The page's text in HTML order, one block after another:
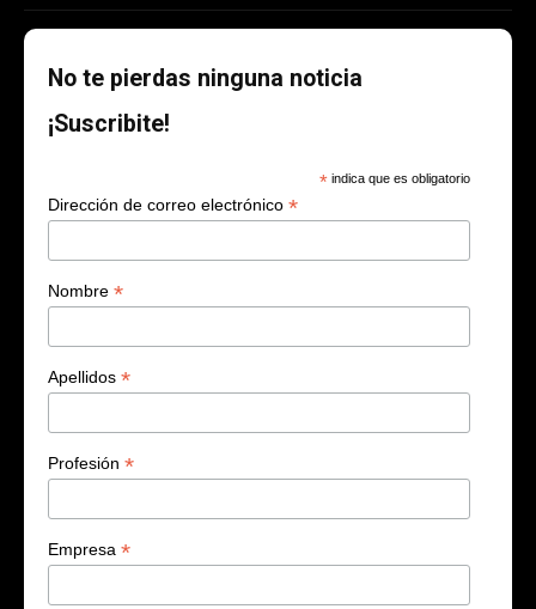
No te pierdas ninguna noticia
¡Suscribite!
* indica que es obligatorio
Dirección de correo electrónico *
Nombre *
Apellidos *
Profesión *
Empresa *